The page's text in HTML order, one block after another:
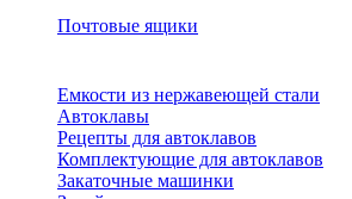
Почтовые ящики
Емкости из нержавеющей стали
Автоклавы
Рецепты для автоклавов
Комплектующие для автоклавов
Закаточные машинки